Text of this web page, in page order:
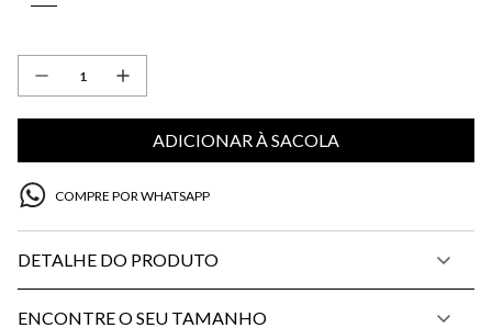
ADICIONAR À SACOLA
COMPRE POR WHATSAPP
DETALHE DO PRODUTO
ENCONTRE O SEU TAMANHO